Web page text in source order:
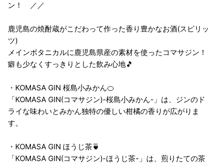
ン！ ／／
鹿児島の焼酎蔵がこだわって作った香り豊かなお酒(スピリッ
ツ)
メインボタニカルに鹿児島県産の素材を使ったコマサジン！
癖も少なくすっきりとした飲み心地🎵
・KOMASA GIN 桜島小みかん🍊
「KOMASA GIN(コマサジン)-桜島小みかん-」は、ジンのド
ライな味わいとみかん独特の優しい柑橘の香りが広がりま
す。
・KOMASA GIN ほうじ茶🍵
「KOMASA GIN(コマサジン)-ほうじ茶-」は、煎りたての茶